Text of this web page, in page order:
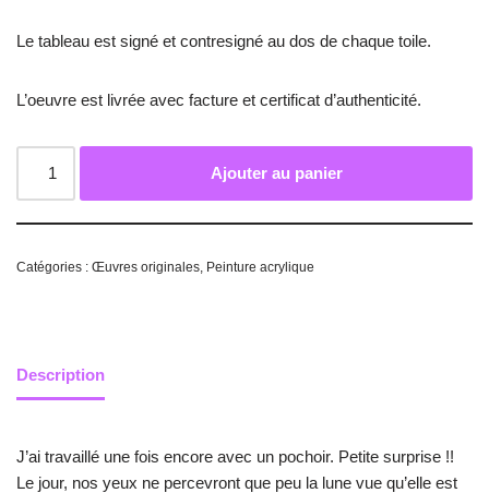
Le tableau est signé et contresigné au dos de chaque toile.
L’oeuvre est livrée avec facture et certificat d’authenticité.
Ajouter au panier
Catégories : Œuvres originales, Peinture acrylique
Description
J’ai travaillé une fois encore avec un pochoir. Petite surprise !!
Le jour, nos yeux ne percevront que peu la lune vue qu’elle est